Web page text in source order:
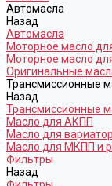
Автомасла
Назад
Автомасла
Моторное масло
Моторное масло
Оригинальные
Трансмиссионные
Назад
Трансмиссионные
Масло для АКПП
Масло для
Масло для МКПП и
Фильтры
Назад